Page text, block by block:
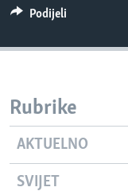
Podijeli
Rubrike
AKTUELNO
SVIJET